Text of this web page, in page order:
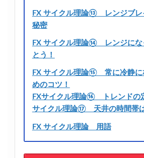
FX サイクル理論⑬ レンジブレ
秘密
FX サイクル理論⑭ レンジにな
とう！
FX サイクル理論⑮ 常に冷静に
めのコツ！
FXサイクル理論⑯ トレンドの
サイクル理論⑰ 天井の時間帯
FX サイクル理論 用語